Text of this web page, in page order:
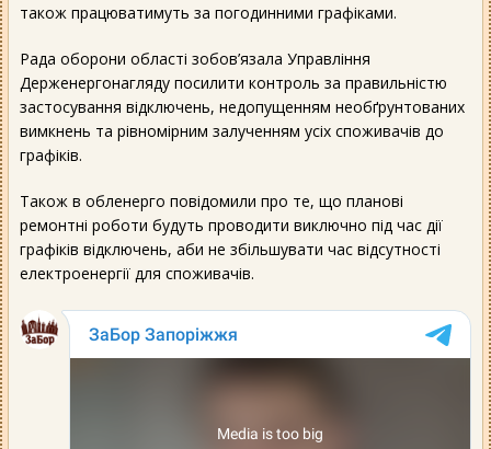
також працюватимуть за погодинними графіками.
Рада оборони області зобов’язала Управління
Держенергонагляду посилити контроль за правильністю
застосування відключень, недопущенням необґрунтованих
вимкнень та рівномірним залученням усіх споживачів до
графіків.
Також в обленерго повідомили про те, що планові
ремонтні роботи будуть проводити виключно під час дії
графіків відключень, аби не збільшувати час відсутності
електроенергії для споживачів.